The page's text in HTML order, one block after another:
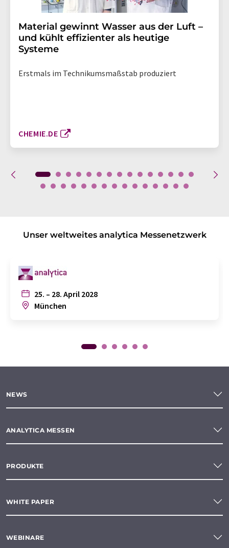
Material gewinnt Wasser aus der Luft –
und kühlt effizienter als heutige
Systeme
Erstmals im Technikumsmaßstab produziert
CHEMIE.DE
Unser weltweites analytica Messenetzwerk
25. – 28. April 2028
München
NEWS
ANALYTICA MESSEN
PRODUKTE
WHITE PAPER
WEBINARE